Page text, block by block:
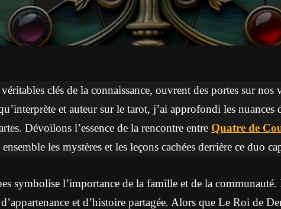
clés de la connaissance, ouvrent des portes sur nos
et auteur sur le tarot, j’ai approfondi les nuances
Dévoilons l’essence de la rencontre entre Quatre de
les mystères et les leçons cachées derrière ce duo
symbolise l’importance de la famille et de la
et d’histoire partagée. Alors que Le Roi de